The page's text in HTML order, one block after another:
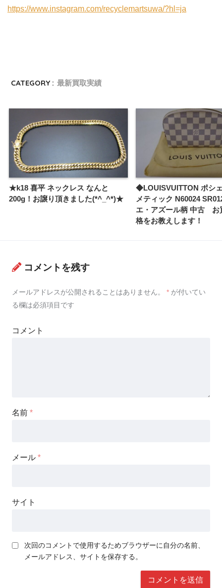
https://www.instagram.com/recyclemartsuwa/?hl=ja
CATEGORY : 最新買取実績
★k18 喜平 ネックレス なんと
200g！お譲り頂きました(*^_^*)★
◆LOUISVUITTON ポシ
メティック N60024
エ・アズール柄 中古 お
格をお教えします！
コメントを残す
メールアドレスが公開されることはありません。 * が付いてい
る欄は必須項目です
コメント
名前 *
メール *
サイト
次回のコメントで使用するためブラウザーに自分の名前、
メールアドレス、サイトを保存する。